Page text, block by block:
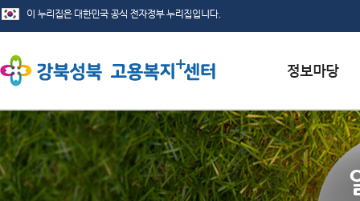
서식자료실
채용정보
인재정보